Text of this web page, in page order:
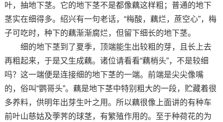
叶，抽地下茎。它的地下茎不是都像藕这样粗；普通的地下
茎实在细得多。绍兴有一句老话，“梅酸，藕烂，蔗空心”，梅
子可吃时，种下的藕渐渐腐烂，但留下细长的地下茎。
细的地下茎到了夏季，顶端能生出较粗的芽，且长上去
再粗起来，于是又生成藕。诸位请看看“藕梢头”，不是较细
吗？这一端便是连接细的地下茎的一端。前端是尖尖像嘴
的，俗叫“鹦哥头”。藕是地下茎中特别粗大的一段，贮藏着很
多养料，供明年出芽生叶之用。所以藕很像上面讲的有种车
前叶山慈姑及荸荠的球茎，有繁殖作用的。至于种荷花的为